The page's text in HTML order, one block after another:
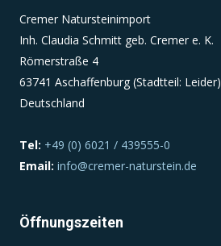
Cremer Natursteinimport
Inh. Claudia Schmitt geb. Cremer e. K.
Römerstraße 4
63741 Aschaffenburg (Stadtteil: Leider)
Deutschland
Tel: +49 (0) 6021 / 439555-0
Email: info@cremer-naturstein.de
Öffnungszeiten
1 Jahr